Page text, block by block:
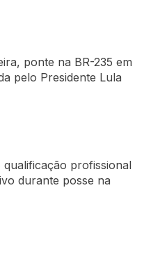
ponte na BR-235 em
pelo Presidente Lula
profissional
durante posse na